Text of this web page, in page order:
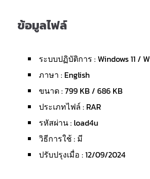
ข้อมูลไฟล์
ระบบปฏิบัติการ : Windows 11 /
ภาษา : English
ขนาด : 799 KB / 686 KB
ประเภทไฟล์ : RAR
รหัสผ่าน : load4u
วิธีการใช้ : มี
ปรับปรุงเมื่อ : 12/09/2024